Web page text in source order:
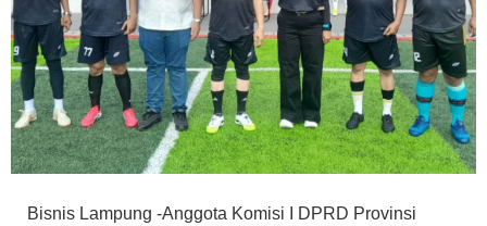
Bisnis Lampung -Anggota Komisi I DPRD Provinsi